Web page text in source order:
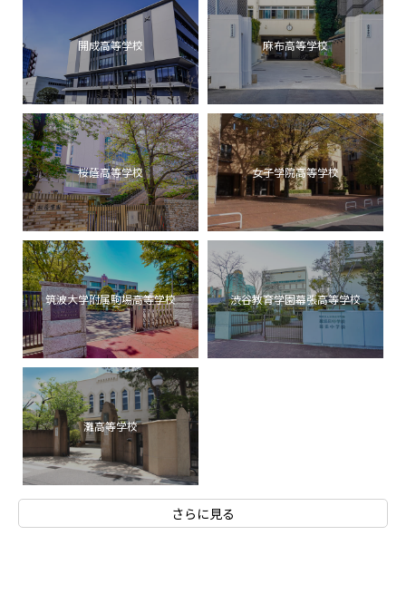
開成高等学校 麻布高等学校
桜蔭高等学校 女子学院高等学校
筑波大学附属駒場高等学校 渋谷教育学園幕張高等学校
灘高等学校
さらに見る